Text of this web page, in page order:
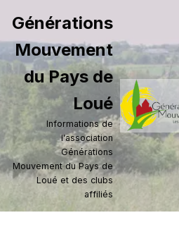
Aller
au
contenu
Générations
Mouvement
du Pays de
Loué
Informations de
l'association
Générations
Mouvement du Pays de
Loué et des clubs
affiliés